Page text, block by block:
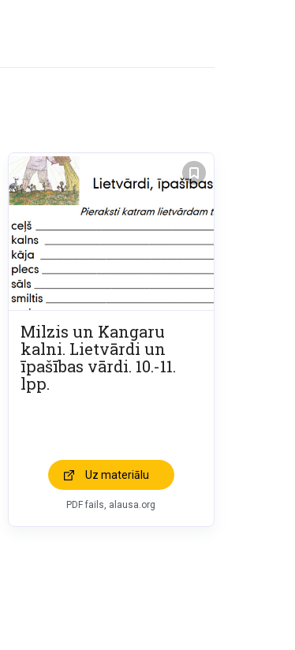
Milzis un Kangaru
kalni. Lietvārdi un
īpašības vārdi. 10.-11.
lpp.
Uz materiālu
PDF fails, alausa.org